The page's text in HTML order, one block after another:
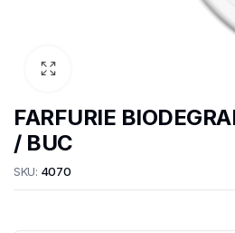
FARFURIE
/ BUC
SKU: 4070